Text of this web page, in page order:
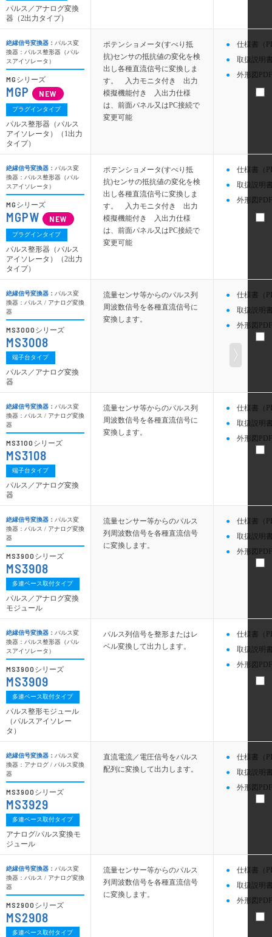
ポテンショメータ(すべり抵
抗)センサの抵抗値の変化を検
出し各種直流信号に変換しま
す。 入力モニタ付き 出力
模擬機能付き 入出力仕様
は、前面パネル又はPC接続で
変更可能
仕様書（
取扱説明
外形図
ポテンショメータ(すべり抵
抗)センサの抵抗値の変化を検
出し各種直流信号に変換しま
す。 入力モニタ付き 出力
模擬機能付き 入出力仕様
は、前面パネル又はPC接続で
変更可能
仕様書（
取扱説明
外形図
流量センサ等からのパルス列
周波数信号を各種直流信号に
変換します。
仕様書（
取扱説明
外形図
流量センサ等からのパルス列
周波数信号を各種直流信号に
変換します。
仕様書（
取扱説明
外形図
流量センサー等からのパルス
列周波数信号を各種直流信号
に変換します。
仕様書（
取扱説明
外形図
パルス列信号を整形またはレ
ベル変換して出力します。
仕様書（
取扱説明
外形図
直流電流／電圧信号をパルス
配列に変換して出力します。
仕様書（
取扱説明
外形図
流量センサー等からのパルス
列周波数信号を各種直流信号
に変換します。
仕様書（
取扱説明
外形図
パルス／アナログ変換
器（2出力タイプ）
絶縁信号変換器： パルス変
換器：パルス整形器（パル
スアイソレータ）
MG シリーズ
MGP
プラグインタイプ
パルス整形器（パルス
アイソレータ）（1出力
タイプ）
絶縁信号変換器： パルス変
換器：パルス整形器（パル
スアイソレータ）
MG シリーズ
MGPW
プラグインタイプ
パルス整形器（パルス
アイソレータ）（2出力
タイプ）
絶縁信号変換器： パルス変
換器：パルス / アナログ変換
器
MS3000 シリーズ
MS3008
端子台タイプ
パルス／アナログ変換
器
絶縁信号変換器： パルス変
換器：パルス / アナログ変換
器
MS3100 シリーズ
MS3108
端子台タイプ
パルス／アナログ変換
器
絶縁信号変換器： パルス変
換器：パルス / アナログ変換
器
MS3900 シリーズ
MS3908
多連ベース取付タイプ
パルス／アナログ変換
モジュール
絶縁信号変換器： パルス変
換器：パルス整形器（パル
スアイソレータ）
MS3900 シリーズ
MS3909
多連ベース取付タイプ
パルス整形モジュール
（パルスアイソレー
タ）
絶縁信号変換器： パルス変
換器：アナログ / パルス変換
器
MS3900 シリーズ
MS3929
多連ベース取付タイプ
アナログ/パルス変換モ
ジュール
絶縁信号変換器： パルス変
換器：パルス / アナログ変換
器
MS2900 シリーズ
MS2908
多連ベース取付タイプ